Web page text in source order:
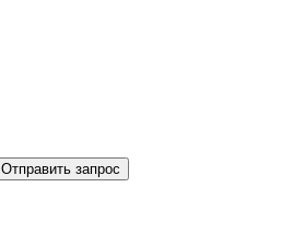
Отправить запрос